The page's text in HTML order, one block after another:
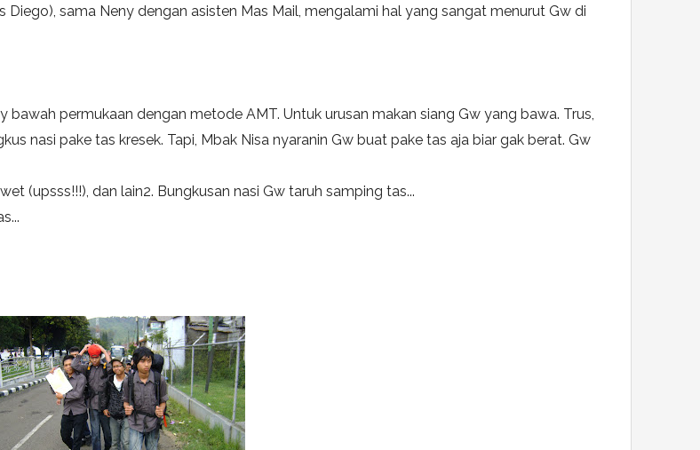
Diego), sama Neny dengan asisten Mas Mail, mengalami hal yang sangat menurut Gw di
permukaan dengan metode AMT. Untuk urusan makan siang Gw yang bawa. Trus,
nasi pake tas kresek. Tapi, Mbak Nisa nyaranin Gw buat pake tas aja biar gak berat. Gw
(upsss!!!), dan lain2. Bungkusan nasi Gw taruh samping tas...